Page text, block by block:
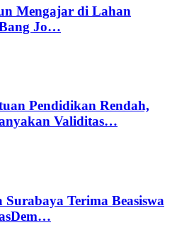
Mengajar di Lahan
Jo…
Pendidikan Rendah,
Validitas…
Surabaya Terima Beasiswa